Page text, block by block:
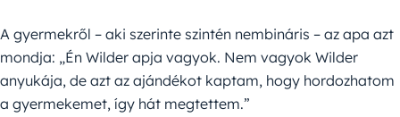
A gyermekről – aki szerinte szintén nembináris – az apa azt
mondja: „Én Wilder apja vagyok. Nem vagyok Wilder
anyukája, de azt az ajándékot kaptam, hogy hordozhatom
a gyermekemet, így hát megtettem.”